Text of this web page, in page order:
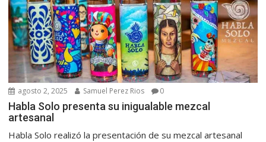
agosto 2, 2025 Samuel Perez Rios 0
Habla Solo presenta su inigualable mezcal
artesanal
Habla Solo realizó la presentación de su mezcal artesanal